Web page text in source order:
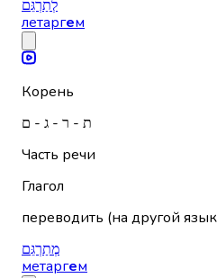
לְתַרְגֵּם
летаргем
Корень
ת - ר - ג - ם
Часть речи
Глагол
переводить (на другой
מְתַרְגֵּם
метаргем